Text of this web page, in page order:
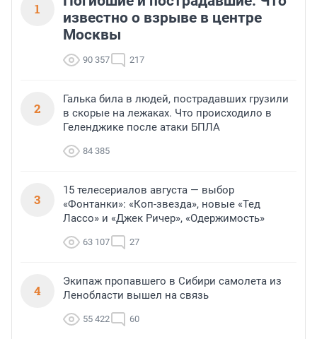
1
известно о взрыве в центре
Москвы
90 357 217
2
Галька била в людей, пострадавших грузили
в скорые на лежаках. Что происходило в
Геленджике после атаки БПЛА
84 385
3
15 телесериалов августа — выбор
«Фонтанки»: «Коп-звезда», новые «Тед
Лассо» и «Джек Ричер», «Одержимость»
63 107 27
4
Экипаж пропавшего в Сибири самолета из
Ленобласти вышел на связь
55 422 60